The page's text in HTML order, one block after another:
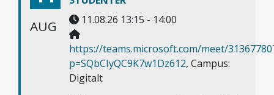
AUG
11.08.26 13:15 - 14:00
https://teams.microsoft.com/meet/
p=SQbCIyQC9K7w1Dz612, Campus:
Digitalt